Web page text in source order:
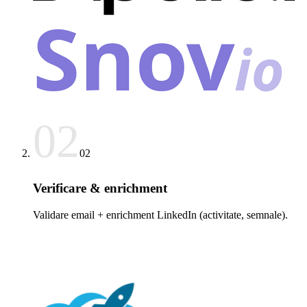
02 02
Verificare & enrichment
Validare email + enrichment LinkedIn (activitate, semnale).